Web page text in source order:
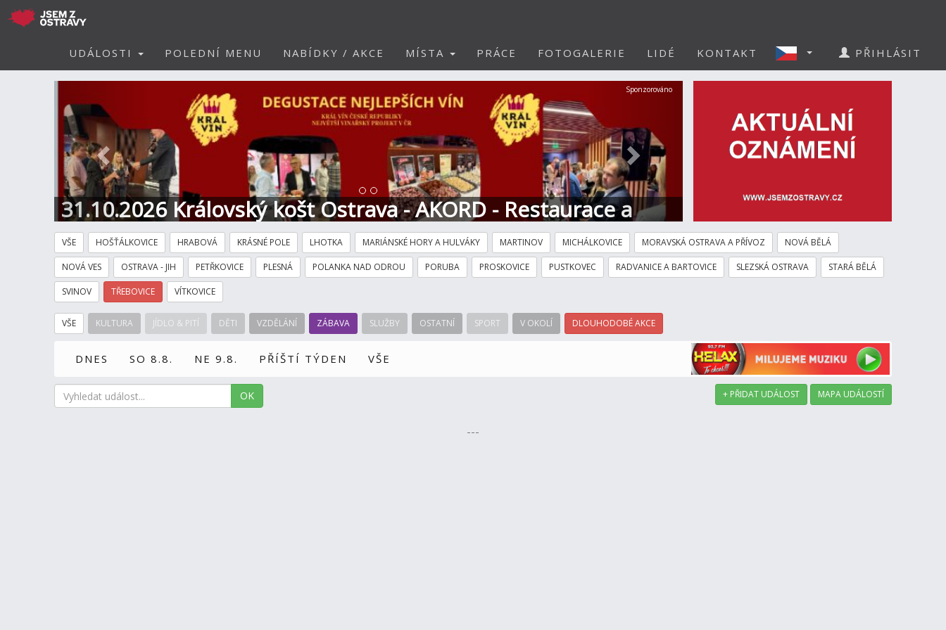
UDÁLOSTI POLEDNÍ MENU NABÍDKY / AKCE MÍSTA PRÁCE FOTOGALERIE LIDÉ KONTAKT PŘIHLÁSIT
31.10.2026 Královský košt Ostrava - AKORD - Restaurace a
Hotel
Další
Sponzorováno
VŠE HOŠŤÁLKOVICE HRABOVÁ KRÁSNÉ POLE LHOTKA MARIÁNSKÉ HORY A HULVÁKY MARTINOV MICHÁLKOVICE MORAVSKÁ OSTRAVA A PŘÍVOZ NOVÁ BĚLÁ
NOVÁ VES OSTRAVA - JIH PETŘKOVICE PLESNÁ POLANKA NAD ODROU PORUBA PROSKOVICE PUSTKOVEC RADVANICE A BARTOVICE SLEZSKÁ OSTRAVA STARÁ BĚLÁ
SVINOV TŘEBOVICE VÍTKOVICE
VŠE KULTURA JÍDLO & PITÍ DĚTI VZDĚLÁNÍ ZÁBAVA SLUŽBY OSTATNÍ SPORT V OKOLÍ DLOUHODOBÉ AKCE
DNES SO 8.8. NE 9.8. PŘÍŠTÍ TÝDEN VŠE
OK + PŘIDAT UDÁLOST MAPA UDÁLOSTÍ
---